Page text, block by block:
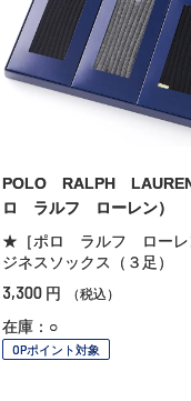
POLO RALPH
ロ ラルフ ローレン）
★［ポロ ラルフ ローレ
ジネスソックス（３足）
3,300 円 （税込）
在庫：○
OPポイント対象